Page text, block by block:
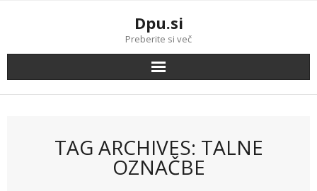
Dpu.si
Preberite si več
TAG ARCHIVES: TALNE
OZNAČBE